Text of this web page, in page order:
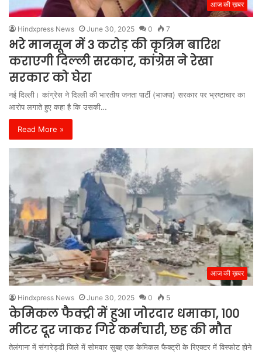
आज की ख़बर
Hindxpress News June 30, 2025 0 7
भरे मानसून में 3 करोड़ की कृत्रिम बारिश
कराएगी दिल्ली सरकार, कांग्रेस ने रेखा
सरकार को घेरा
नई दिल्ली। कांग्रेस ने दिल्ली की भारतीय जनता पार्टी (भाजपा) सरकार पर भ्रष्टाचार का
आरोप लगाते हुए कहा है कि उसकी…
Read More »
आज की ख़बर
Hindxpress News June 30, 2025 0 5
केमिकल फैक्ट्री में हुआ जोरदार धमाका, 100
मीटर दूर जाकर गिरे कर्मचारी, छह की मौत
तेलंगाना में संगारेड्डी जिले में सोमवार सुबह एक केमिकल फैक्ट्री के रिएक्टर में विस्फोट होने